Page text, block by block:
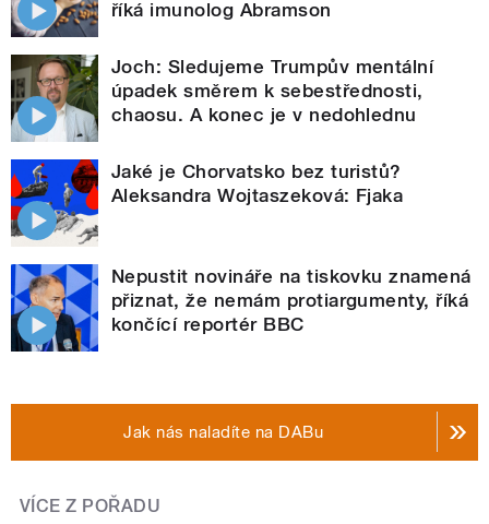
říká imunolog Abramson
Joch: Sledujeme Trumpův mentální
úpadek směrem k sebestřednosti,
chaosu. A konec je v nedohlednu
Jaké je Chorvatsko bez turistů?
Aleksandra Wojtaszeková: Fjaka
Nepustit novináře na tiskovku znamená
přiznat, že nemám protiargumenty, říká
končící reportér BBC
Jak nás naladíte na DABu
VÍCE Z POŘADU